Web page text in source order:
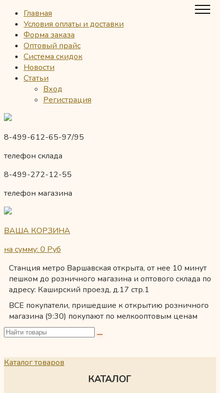
Главная
Условия оплаты и доставки
Форма заказа
Оптовый прайс
Система скидок
Новости
Статьи
Вход
Регистрация
8-499-612-65-97/95
телефон склада
8-499-272-12-55
телефон магазина
ВАША КОРЗИНА
на сумму: 0 Руб
Станция метро Варшавская открыта, от нее 10 минут
пешком до розничного магазина и оптового склада по
адресу: Каширский проезд, д.17 стр.1
ВСЕ покупатели, пришедшие к открытию розничного
магазина (9:30) покупают по мелкооптовым ценам
Каталог товаров
КАТАЛОГ